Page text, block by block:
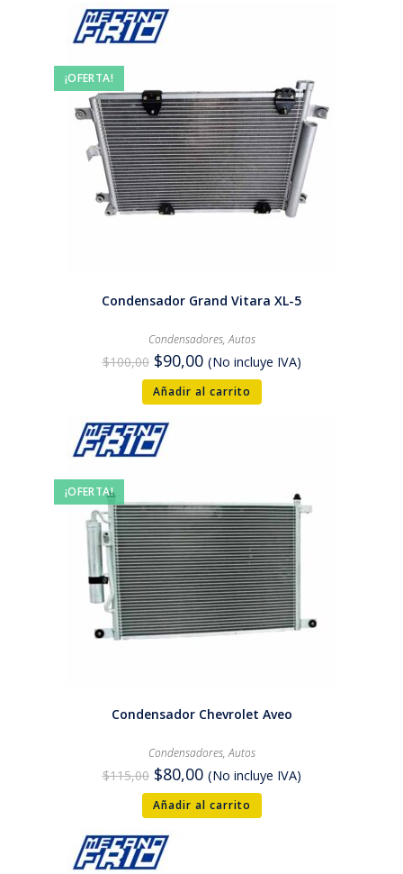
¡OFERTA!
Condensador Grand Vitara XL-5
Condensadores,Autos
$100,00 $90,00 (No incluye IVA)
Añadir al carrito
¡OFERTA!
Condensador Chevrolet Aveo
Condensadores,Autos
$115,00 $80,00 (No incluye IVA)
Añadir al carrito